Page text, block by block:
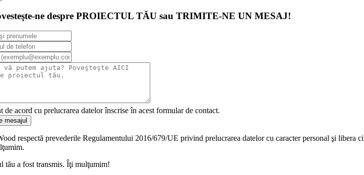
ne despre PROIECTUL TĂU sau TRIMITE-NE UN MESAJ!
de acord cu prelucrarea datelor înscrise în acest formular de contact.
mesajul
respectă prevederile Regulamentului 2016/679/UE privind prelucrarea datelor cu caracter personal şi libera
tău a fost transmis. Îţi mulţumim!